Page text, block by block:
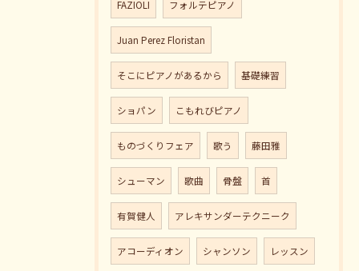
FAZIOLI フォルテピアノ
Juan Perez Floristan
そこにピアノがあるから 基礎練習
ショパン こもれびピアノ
ものづくりフェア 歌う 藤田雅
シューマン 歌曲 骨盤 首
有賀健人 アレキサンダーテクニーク
アコーディオン シャンソン レッスン